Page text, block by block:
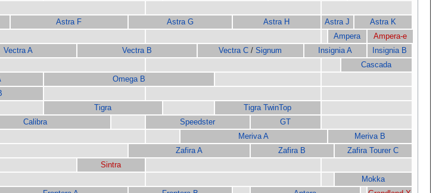
Astra F Astra G Astra H Astra J
Astra K
Ampera
Ampera-e
Vectra A Vectra B Vectra C / Signum Insignia A
Insignia B
Cascada
Omega B
Tigra
Tigra TwinTop
Calibra Speedster
GT
Meriva A
Meriva B
Zafira A Zafira B
Zafira Tourer C
Sintra
Mokka